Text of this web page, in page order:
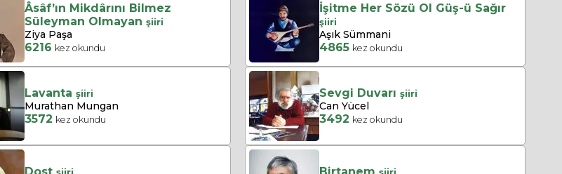
Âsâf’ın Mikdârını Bilmez
Süleyman Olmayan şiiri
Ziya Paşa
6216 kez okundu
İşitme Her Sözü Ol Güş-ü Sağır
şiiri
Aşık Sümmani
4865 kez okundu
Lavanta şiiri
Murathan Mungan
3572 kez okundu
Sevgi Duvarı şiiri
Can Yücel
3492 kez okundu